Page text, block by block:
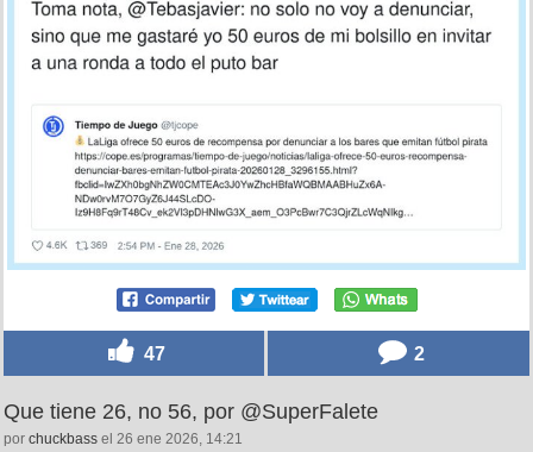
47 2
Que tiene 26, no 56, por @SuperFalete
por chuckbass el 26 ene 2026, 14:21